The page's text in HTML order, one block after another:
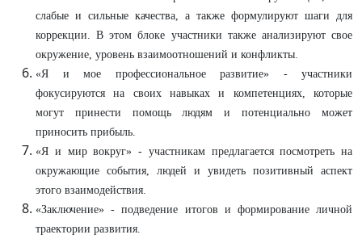
слабые и сильные качества, а также формулируют шаги для
коррекции. В этом блоке участники также анализируют свое
окружение, уровень взаимоотношений и конфликты.
«Я и мое профессиональное развитие» - участники
фокусируются на своих навыках и компетенциях, которые
могут принести помощь людям и потенциально может
приносить прибыль.
«Я и мир вокруг» - участникам предлагается посмотреть на
окружающие события, людей и увидеть позитивный аспект
этого взаимодействия.
«Заключение» - подведение итогов и формирование личной
траектории развития.